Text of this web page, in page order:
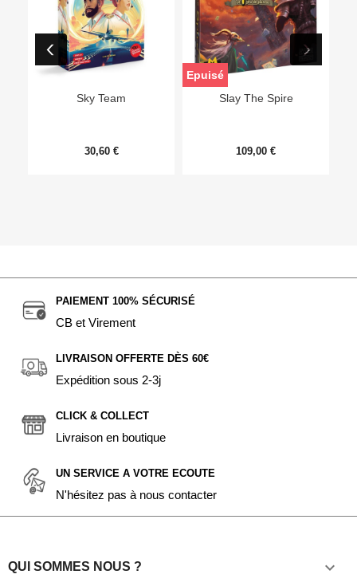
Sky Team
30,60 €
Slay The Spire
109,00 €
Epuisé
PAIEMENT 100% SÉCURISÉ
CB et Virement
LIVRAISON OFFERTE DÈS 60€
Expédition sous 2-3j
CLICK & COLLECT
Livraison en boutique
UN SERVICE A VOTRE ECOUTE
N'hésitez pas à nous contacter
QUI SOMMES NOUS ? 